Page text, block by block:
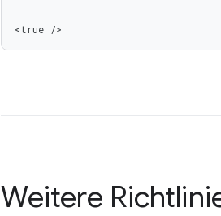
<true />
Weitere